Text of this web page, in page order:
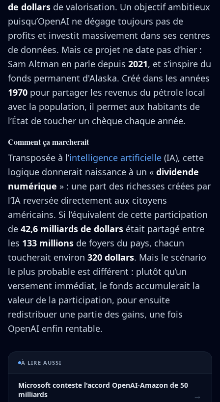
de dollars de valorisation. Un objectif ambitieux
puisqu’OpenAI ne dégage toujours pas de
profits et investit massivement dans ses centres
de données. Mais ce projet ne date pas d’hier :
Sam Altman en parle depuis 2021, et s’inspire du
fonds permanent d'Alaska. Créé dans les années
1970 pour partager les revenus du pétrole local
avec la population, il permet aux habitants de
l’État de toucher un chèque chaque année.
Comment ça marcherait
Transposée à l’intelligence artificielle (IA), cette
logique donnerait naissance à un « dividende
numérique » : une part des richesses créées par
l’IA reversée directement aux citoyens
américains. Si l’équivalent de cette participation
de 42,6 milliards de dollars était partagé entre
les 133 millions de foyers du pays, chacun
toucherait environ 320 dollars. Mais le scénario
le plus probable est différent : plutôt qu’un
versement immédiat, le fonds accumulerait la
valeur de la participation, pour ensuite
redistribuer une partie des gains, une fois
OpenAI enfin rentable.
À LIRE AUSSI
Microsoft conteste l'accord OpenAI-Amazon de 50
milliards
→